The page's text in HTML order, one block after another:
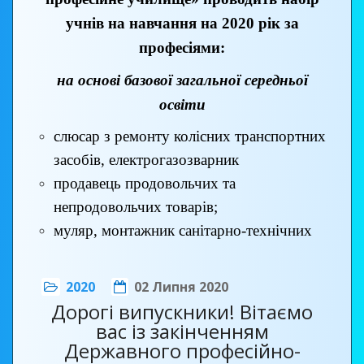
учнів на навчання на 2020 рік за
професіями:
на основі базової загальної середньої
освіти
слюсар з ремонту колісних транспортних
засобів, електрогазозварник
продавець продовольчих та
непродовольчих товарів;
муляр, монтажник санітарно-технічних
кухар, кондитер.
на базі повної загальної середньої освіти
кухар;
2020 02 Липня 2020
Дорогі випускники! Вітаємо
вас із закінченням
Державного професійно-